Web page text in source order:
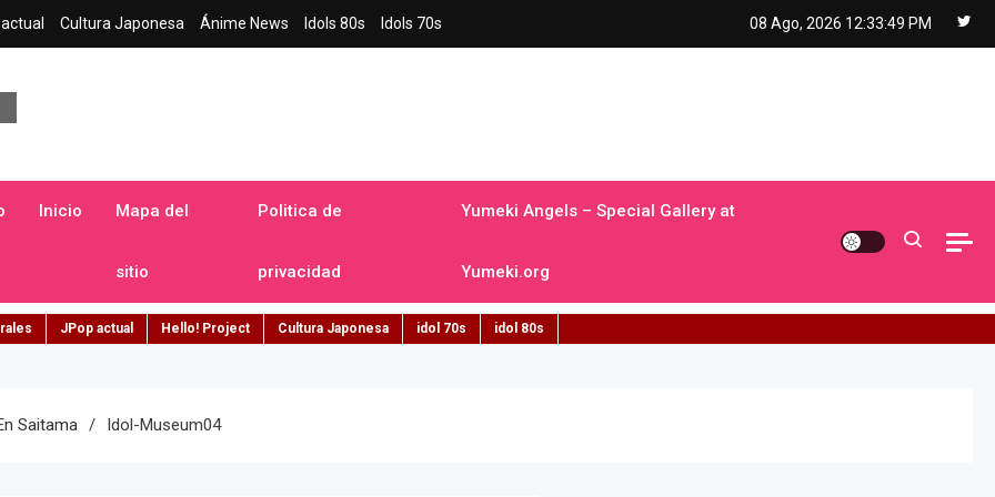
Cultura Japonesa Ánime News Idols 80s Idols 70s 08 Ago, 2026 12:33:50 PM
Inicio Mapa del
sitio
Politica de
privacidad
Yumeki Angels – Special Gallery at
Yumeki.org
JPop actual Hello! Project Cultura Japonesa idol 70s idol 80s
Saitama Idol-Museum04